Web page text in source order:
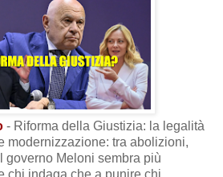
- Riforma della Giustizia: la legalità
modernizzazione: tra abolizioni,
governo Meloni sembra più